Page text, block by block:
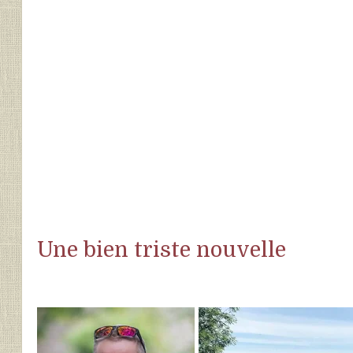
Une bien triste nouvelle